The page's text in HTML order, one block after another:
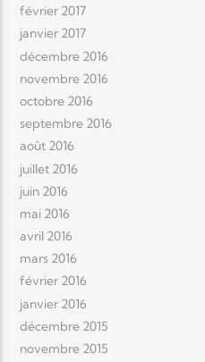
février 2017
janvier 2017
décembre 2016
novembre 2016
octobre 2016
septembre 2016
août 2016
juillet 2016
juin 2016
mai 2016
avril 2016
mars 2016
février 2016
janvier 2016
décembre 2015
novembre 2015